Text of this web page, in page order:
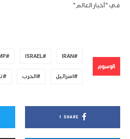
في "أخبار العالم"
الوسوم
IRAN
ISRAEL
اسرائيل الحرب
SHARE
1